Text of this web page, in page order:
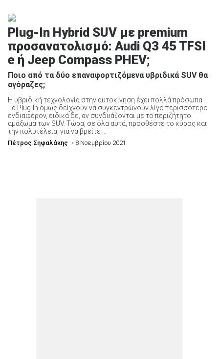
Plug-In Hybrid SUV με premium
προσανατολισμό: Audi Q3 45 TFSI
e ή Jeep Compass PHEV;
Ποιο από τα δύο επαναφορτιζόμενα υβριδικά SUV θα
αγόραζες;
Η υβριδική τεχνολογία στην αυτοκίνηση έχει πολλά πρόσωπα.
Τα Plug-In όμως δείχνουν να συγκεντρώνουν λίγο περισσότερο
ενδιαφέρον, ειδικά δε, αν συνδυάζονται με το περιζήτητο
αμάξωμα των SUV. Τώρα, σε όλα αυτά, προσθέστε το κύρος και
την πολυτέλεια, για να βρείτε ...
Πέτρος Σηφαλάκης • 8 Νοεμβρίου 2021